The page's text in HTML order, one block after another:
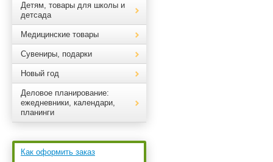
Детям, товары для школы и
детсада
Медицинские товары
Сувениры, подарки
Новый год
Деловое планирование:
ежедневники, календари,
планинги
Как оформить заказ